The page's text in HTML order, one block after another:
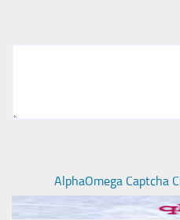
AlphaOmega Captcha